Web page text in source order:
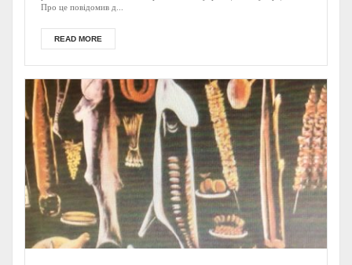
Про це повідомив д...
READ MORE